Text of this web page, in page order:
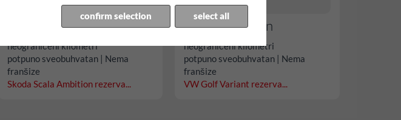
od € 68.10/dan
neograničeni kilometri
potpuno sveobuhvatan | Nema
franšize
Skoda Scala Ambition rezerva...
od € 82.40/dan
neograničeni kilometri
potpuno sveobuhvatan | Nema
franšize
VW Golf Variant rezerva...
confirm selection select all